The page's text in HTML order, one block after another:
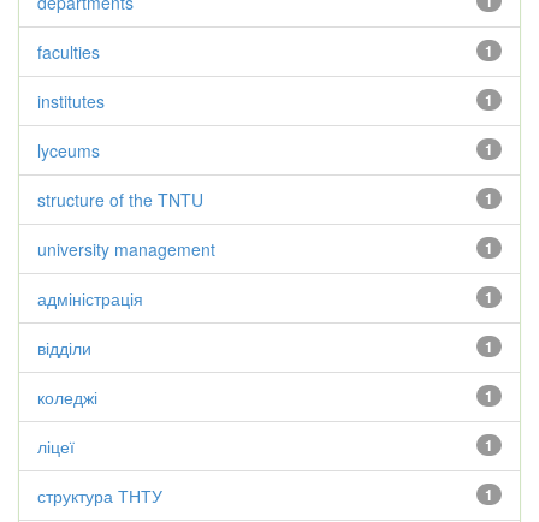
1
faculties
1
institutes
1
lyceums
1
structure of the TNTU
1
university management
1
адміністрація
1
відділи
1
коледжі
1
ліцеї
1
структура ТНТУ